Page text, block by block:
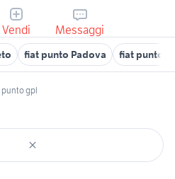
Vendi Messaggi
fiat punto Padova fiat punto
punto gpl